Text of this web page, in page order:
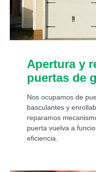
Apertura y
puertas de
Nos ocupamos de
basculantes y
reparamos
puerta vuelva a
eficiencia.